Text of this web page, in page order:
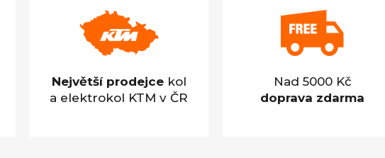
Největší prodejcekol
a elektrokol KTM v ČR
Nad 5000 Kč
doprava zdarma